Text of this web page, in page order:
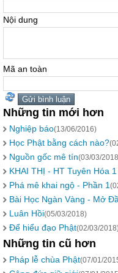
Nội dung
Mã an toàn
Những tin mới hơn
Nghiệp báo(13/06/2016)
Học Phật bằng cách nào?
Nguồn gốc mê tín(03/03/
KHAI THỊ - HT Tuyên Hóa
Phá mê khai ngộ - Phần 1
Bài Học Ngàn Vàng - Mở
Luân Hồi(05/03/2018)
Để hiểu đạo Phật(02/03/
Những tin cũ hơn
Pháp lễ chùa Phật(07/01/